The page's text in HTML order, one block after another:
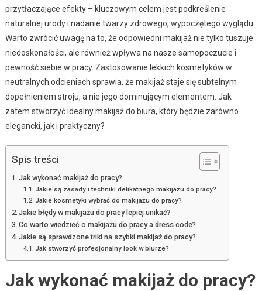
przytłaczające efekty – kluczowym celem jest podkreślenie
naturalnej urody i nadanie twarzy zdrowego, wypoczętego wyglądu.
Warto zwrócić uwagę na to, że odpowiedni makijaż nie tylko tuszuje
niedoskonałości, ale również wpływa na nasze samopoczucie i
pewność siebie w pracy. Zastosowanie lekkich kosmetyków w
neutralnych odcieniach sprawia, że makijaż staje się subtelnym
dopełnieniem stroju, a nie jego dominującym elementem. Jak
zatem stworzyć idealny makijaż do biura, który będzie zarówno
elegancki, jak i praktyczny?
Spis treści
Jak wykonać makijaż do pracy?
Jakie są zasady i techniki delikatnego makijażu do pracy?
Jakie kosmetyki wybrać do makijażu do pracy?
Jakie błędy w makijażu do pracy lepiej unikać?
Co warto wiedzieć o makijażu do pracy a dress code?
Jakie są sprawdzone triki na szybki makijaż do pracy?
Jak stworzyć profesjonalny look w biurze?
Jak wykonać makijaż do pracy?